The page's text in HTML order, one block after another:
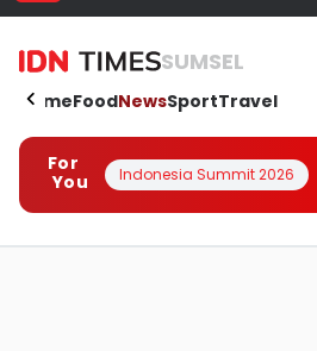
SUMSEL
HomeFoodNewsSportTravel
For
You
Indonesia Summit 2026